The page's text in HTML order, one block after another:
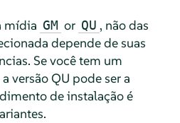
mídia GM or QU , não das
depende de suas
Se você tem um
versão QU pode ser a
de instalação é